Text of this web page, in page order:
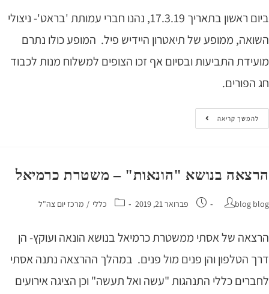
ביום ראשון בתאריך 17.3.19, נהנו חברי עמותת 'בראט'- ניצולי
ממופע של תיאטרון היידיש פיל. המופע כולו נתרם
התביעות ובסיום אף זכו הצופים למשלוח מנות לכבוד
קריאה
בנושא "הונאות" – משטרת כרמיאל
blog פברואר 21, 2019 כללי / מרכז יום צה"ל
של אסתי ממשטרת כרמיאל בנושא הונאה ועוקץ- הן
הטלפון והן פנים מול פנים. במהלך ההרצאה נתנה אסתי
כללי התנהגות "עשה ואל תעשה" וכן הציגה אירועים